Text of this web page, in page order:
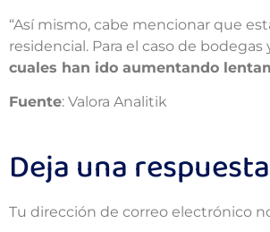
“Así mismo, cabe mencionar que
residencial. Para el caso de
cuales han ido aumentando
Fuente: Valora Analitik
Deja una respuesta
Tu dirección de correo electrónico